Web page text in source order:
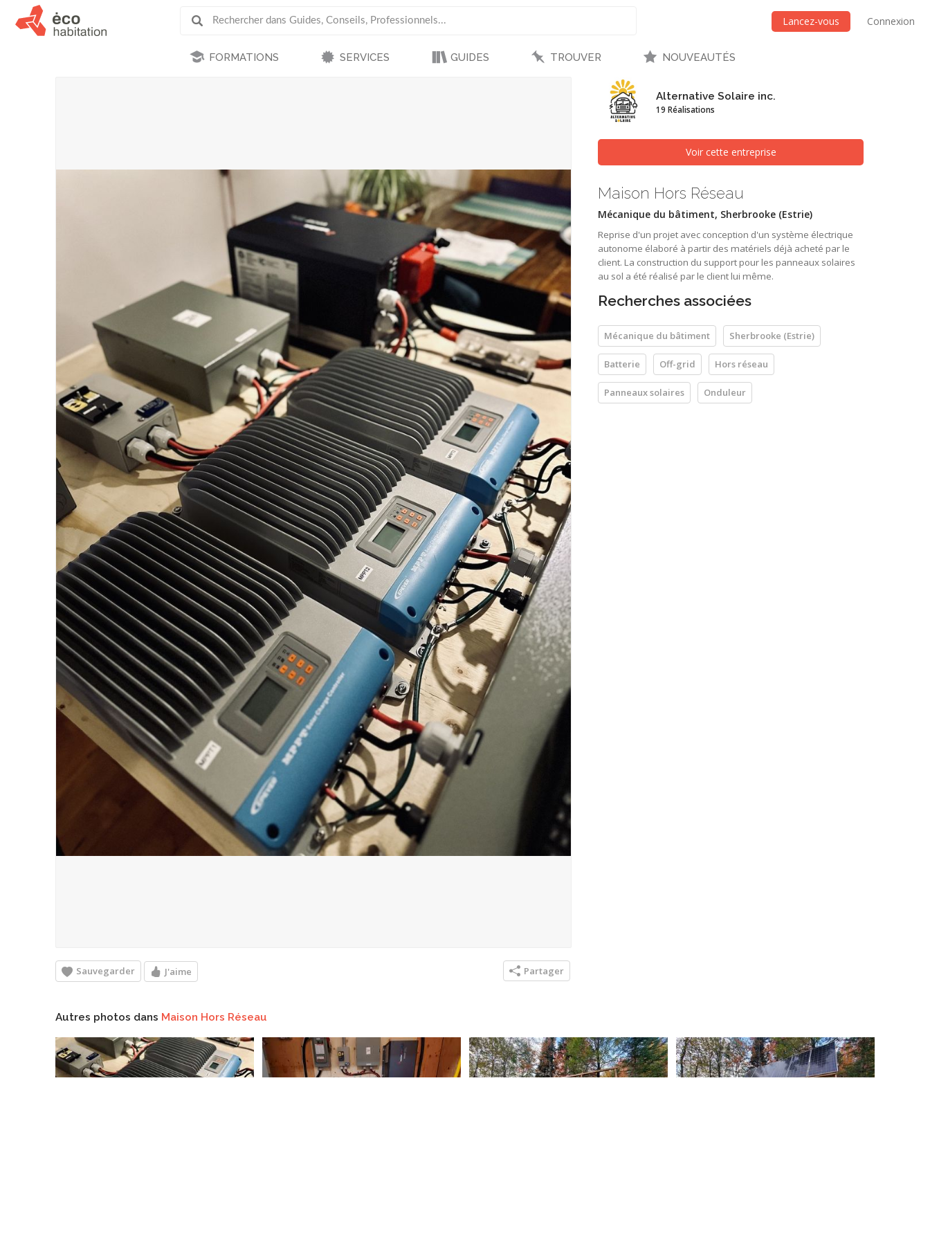
Lancez-vous Connexion
FORMATIONS SERVICES GUIDES TROUVER NOUVEAUTÉS
Alternative Solaire inc.
19 Réalisations
Voir cette entreprise
Maison Hors Réseau
Mécanique du bâtiment, Sherbrooke (Estrie)
Reprise d'un projet avec conception d'un système électrique
autonome élaboré à partir des matériels déjà acheté par le
client. La construction du support pour les panneaux solaires
au sol a été réalisé par le client lui même.
Recherches associées
Mécanique du bâtiment Sherbrooke (Estrie)
Batterie Off-grid Hors réseau
Panneaux solaires Onduleur
Sauvegarder J'aime Partager
Autres photos dans Maison Hors Réseau